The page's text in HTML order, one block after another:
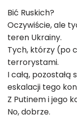
Bić Ruskich?
Oczywiście, ale
teren Ukrainy.
Tych, którzy (po
terrorystami.
I całą, pozostałą
eskalacji tego
Z Putinem i jego
No, dobrze.